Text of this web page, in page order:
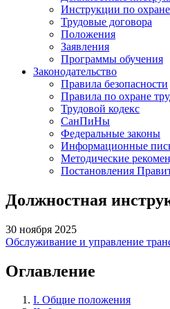
Инструкции по охране
Трудовые договора
Положения
Заявления
Программы обучения
Законодательство
Правила безопасности
Правила по охране
Трудовой кодекс
СанПиНы
Федеральные законы
Информационные
Методические
Постановления
Должностная
30 ноября 2025
Обслуживание и управление
Оглавление
I. Общие положения